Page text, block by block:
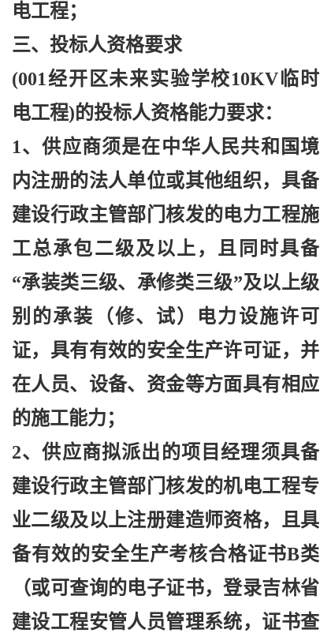
电工程；
三、投标人资格要求
(001经开区未来实验学校10KV临时
电工程)的投标人资格能力要求：
1、供应商须是在中华人民共和国境
内注册的法人单位或其他组织，具备
建设行政主管部门核发的电力工程施
工总承包二级及以上，且同时具备
“承装类三级、承修类三级”及以上级
别的承装（修、试）电力设施许可
证，具有有效的安全生产许可证，并
在人员、设备、资金等方面具有相应
的施工能力；
2、供应商拟派出的项目经理须具备
建设行政主管部门核发的机电工程专
业二级及以上注册建造师资格，且具
备有效的安全生产考核合格证书B类
（或可查询的电子证书，登录吉林省
建设工程安管人员管理系统，证书查